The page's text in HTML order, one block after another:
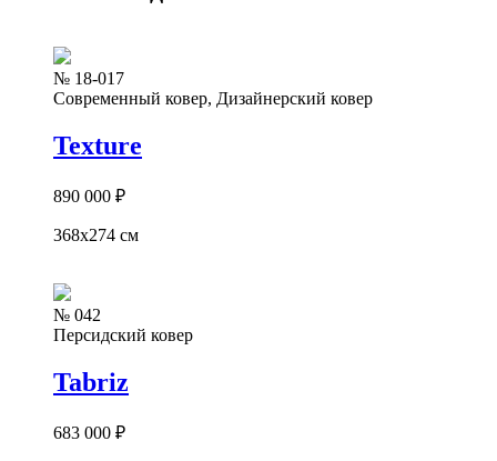
№ 18-017
Современный ковер, Дизайнерский ковер
Texture
890 000 ₽
368x274 см
№ 042
Персидский ковер
Tabriz
683 000 ₽